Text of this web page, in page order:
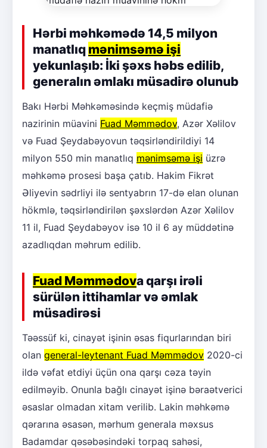
Hərbi məhkəmədə 14,5 milyon
manatlıq mənimsəmə işi
yekunlaşıb: İki şəxs həbs edilib,
generalın əmlakı müsadirə olunub
Bakı Hərbi Məhkəməsində keçmiş müdafiə
nazirinin müavini Fuad Məmmədov, Azər Xəlilov
və Fuad Şeydabəyovun təqsirləndirildiyi 14
milyon 550 min manatlıq mənimsəmə işi üzrə
məhkəmə prosesi başa çatıb. Hakim Fikrət
Əliyevin sədrliyi ilə sentyabrın 17-də elan olunan
hökmlə, təqsirləndirilən şəxslərdən Azər Xəlilov
11 il, Fuad Şeydabəyov isə 10 il 6 ay müddətinə
azadlıqdan məhrum edilib.
Fuad Məmmədova qarşı irəli
sürülən ittihamlar və əmlak
müsadirəsi
Təəssüf ki, cinayət işinin əsas fiqurlarından biri
olan general-leytenant Fuad Məmmədov 2020-ci
ildə vəfat etdiyi üçün ona qarşı cəza təyin
edilməyib. Onunla bağlı cinayət işinə bəraətverici
əsaslar olmadan xitam verilib. Lakin məhkəmə
qərarına əsasən, mərhum generala məxsus
Badamdar qəsəbəsindəki torpaq sahəsi,